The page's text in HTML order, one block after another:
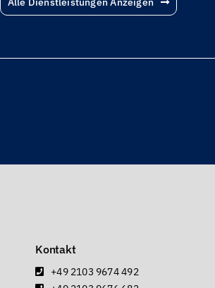
Kontakt
+49 2103 9674 492